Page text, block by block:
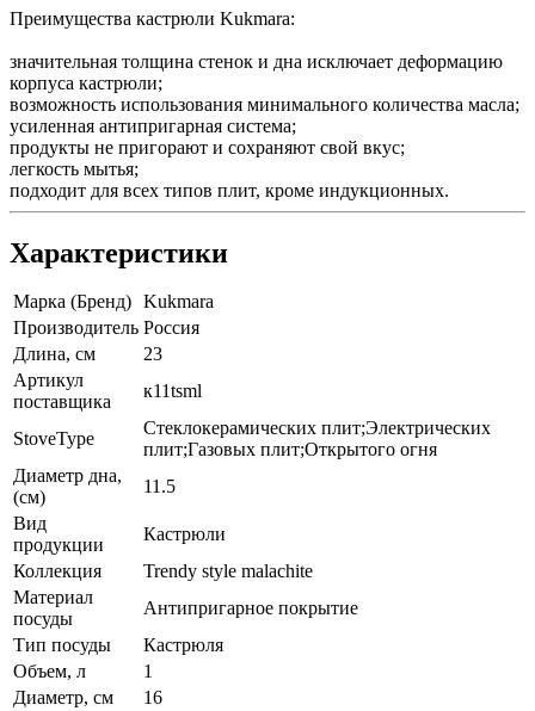
Преимущества кастрюли Kukmara:
значительная толщина стенок и дна исключает деформацию
корпуса кастрюли;
возможность использования минимального количества масла;
усиленная антипригарная система;
продукты не пригорают и сохраняют свой вкус;
легкость мытья;
подходит для всех типов плит, кроме индукционных.
Характеристики
Марка (Бренд) Kukmara
Производитель Россия
Длина, см
23
Артикул
поставщика
к11tsml
StoveType
Стеклокерамических плит;Электрических
плит;Газовых плит;Открытого огня
Диаметр дна,
(см)
11.5
Вид
продукции
Кастрюли
Коллекция
Trendy style malachite
Материал
посуды
Антипригарное покрытие
Тип посуды
Кастрюля
Объем, л
1
Диаметр, см
16